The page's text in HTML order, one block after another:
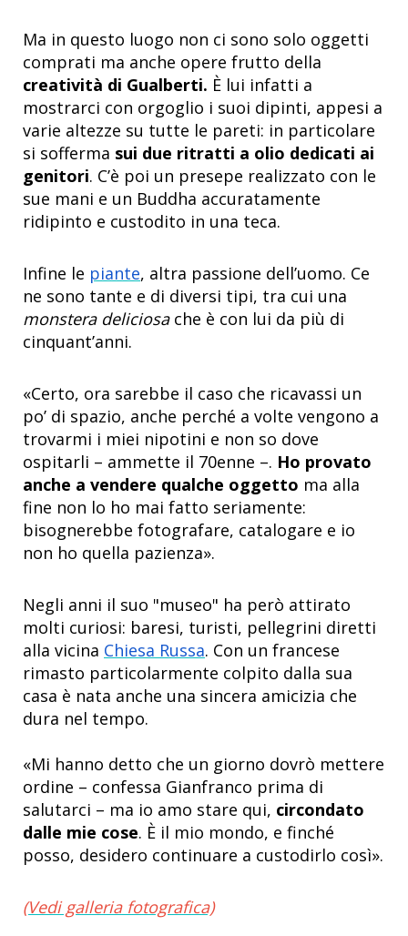
Ma in questo luogo non ci sono solo oggetti
comprati ma anche opere frutto della
creatività di Gualberti. È lui infatti a
mostrarci con orgoglio i suoi dipinti, appesi a
varie altezze su tutte le pareti: in particolare
si sofferma sui due ritratti a olio dedicati ai
genitori. C’è poi un presepe realizzato con le
sue mani e un Buddha accuratamente
ridipinto e custodito in una teca.
Infine le piante, altra passione dell’uomo. Ce
ne sono tante e di diversi tipi, tra cui una
monstera deliciosa che è con lui da più di
cinquant’anni.
«Certo, ora sarebbe il caso che ricavassi un
po’ di spazio, anche perché a volte vengono a
trovarmi i miei nipotini e non so dove
ospitarli – ammette il 70enne –. Ho provato
anche a vendere qualche oggetto ma alla
fine non lo ho mai fatto seriamente:
bisognerebbe fotografare, catalogare e io
non ho quella pazienza».
Negli anni il suo "museo" ha però attirato
molti curiosi: baresi, turisti, pellegrini diretti
alla vicina Chiesa Russa. Con un francese
rimasto particolarmente colpito dalla sua
casa è nata anche una sincera amicizia che
dura nel tempo.
«Mi hanno detto che un giorno dovrò mettere
ordine – confessa Gianfranco prima di
salutarci – ma io amo stare qui, circondato
dalle mie cose. È il mio mondo, e finché
posso, desidero continuare a custodirlo così».
(Vedi galleria fotografica)